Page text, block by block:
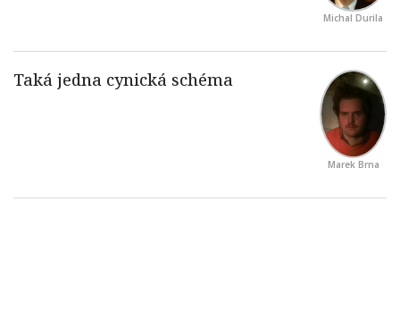
Michal Durila
Marek Brna